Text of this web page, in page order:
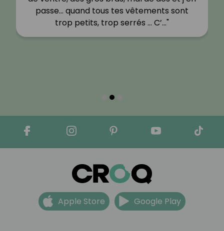
passe… quand tous tes vêtements sont
trop petits, trop serrés … C’…"
Apple Store Google Play